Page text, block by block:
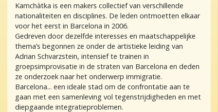
Kamchàtka is een makers collectief van verschillende
nationaliteiten en disciplines. De leden ontmoetten elkaar
voor het eerst in Barcelona in 2006.
Gedreven door dezelfde interesses en maatschappelijke
thema’s begonnen ze onder de artistieke leiding van
Adrian Schvarzstein, intensief te trainen in
groepsimprovisatie in de straten van Barcelona en deden
ze onderzoek naar het onderwerp immigratie.
Barcelona... een ideale stad om de confrontatie aan te
gaan met een samenleving vol tegenstrijdigheden en met
diepgaande integratieproblemen.